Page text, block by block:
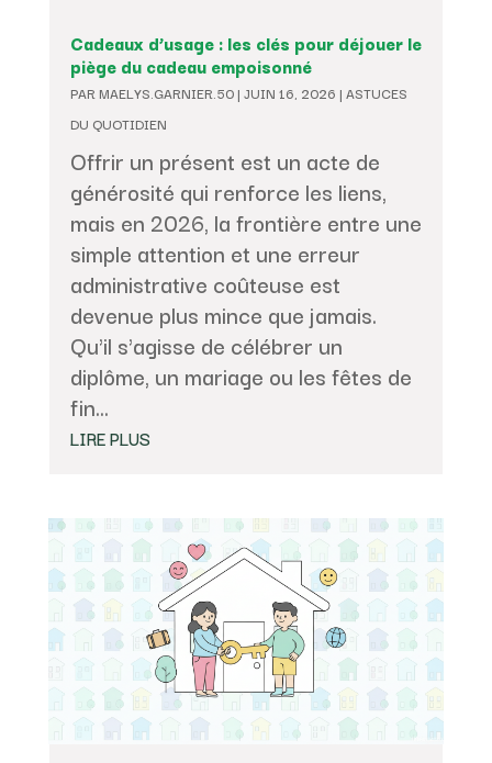
Cadeaux d’usage : les clés pour déjouer le
piège du cadeau empoisonné
PAR MAELYS.GARNIER.50| JUIN 16, 2026 | ASTUCES
DU QUOTIDIEN
Offrir un présent est un acte de
générosité qui renforce les liens,
mais en 2026, la frontière entre une
simple attention et une erreur
administrative coûteuse est
devenue plus mince que jamais.
Qu'il s'agisse de célébrer un
diplôme, un mariage ou les fêtes de
fin...
LIRE PLUS